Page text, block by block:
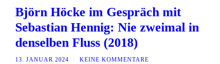
Björn Höcke im Gespräch mit
Sebastian Hennig: Nie zweimal in
denselben Fluss (2018)
13. JANUAR 2024 KEINE KOMMENTARE